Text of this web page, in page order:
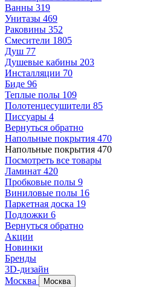
Ванны 319
Унитазы 469
Раковины 352
Смесители 1805
Душ 77
Душевые кабины 203
Инсталляции 70
Биде 96
Теплые полы 109
Полотенцесушители 85
Писсуары 4
Вернуться обратно
Напольные покрытия 470
Напольные покрытия 470
Посмотреть все товары
Ламинат 420
Пробковые полы 9
Виниловые полы 16
Паркетная доска 19
Подложки 6
Вернуться обратно
Акции
Новинки
Бренды
3D-дизайн
Москва
Москва